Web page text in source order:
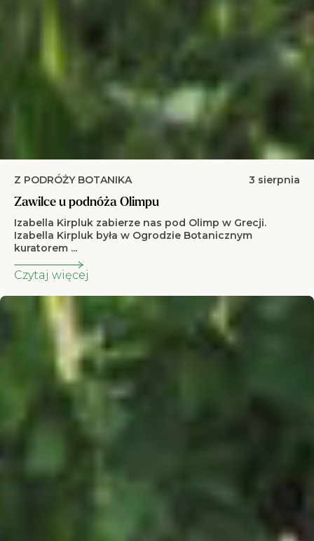
Z PODRÓŻY BOTANIKA 3 sierpnia
Zawilce u podnóża Olimpu
Izabella Kirpluk zabierze nas pod Olimp w Grecji.
Izabella Kirpluk była w Ogrodzie Botanicznym
kuratorem ...
Czytaj więcej